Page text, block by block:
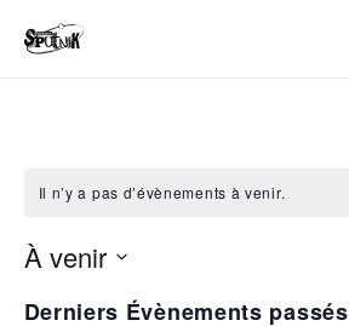
Il n’y a pas d’évènements à venir.
À venir
une
Derniers Évènements passés